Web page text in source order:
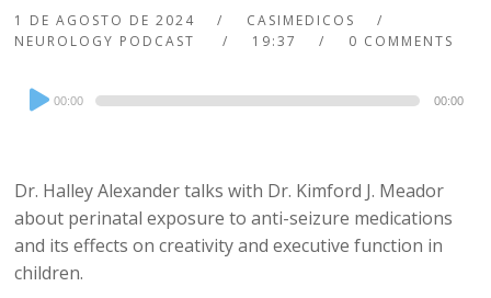
1 DE AGOSTO DE 2024
CASIMEDICOS
NEUROLOGY PODCAST
19:37 0 COMMENTS
Audio
Player
00:00 00:00
Dr. Halley Alexander talks with Dr. Kimford J. Meador
about perinatal exposure to anti-seizure medications
and its effects on creativity and executive function in
children.